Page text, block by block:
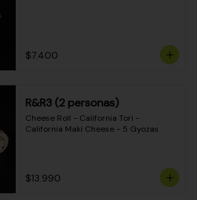
$7.400
R&R3 (2 personas)
Cheese Roll - California Tori -
California Maki Cheese - 5 Gyozas
$13.990